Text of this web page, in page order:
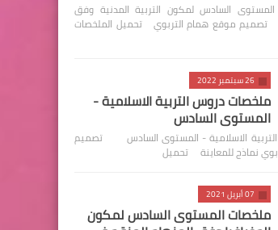
السادس لمكون التربية المدنية وفق
تصميم موقع همام التربوي تحميل الملخصات
26 سبتمبر 2022
ملخصات دروس التربية الاسلامية -
المستوى السادس
الاسلامية - المستوى السادس تصميم
نماذج للمعاينة تحميل
07 أبريل 2021
ملخصات المستوى السادس لمكون